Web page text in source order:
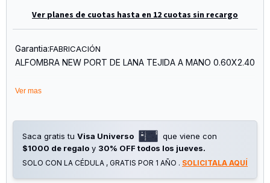
Ver planes de cuotas hasta en 12 cuotas sin recargo
Garantia:FABRICACIÓN
ALFOMBRA NEW PORT DE LANA TEJIDA A MANO 0.60X2.40
Ver mas
Saca gratis tu Visa Universo
que viene con
$1000 de regalo y 30% OFF todos los jueves.
SOLO CON LA CÉDULA , GRATIS POR 1 AÑO . SOLICITALA AQUÍ